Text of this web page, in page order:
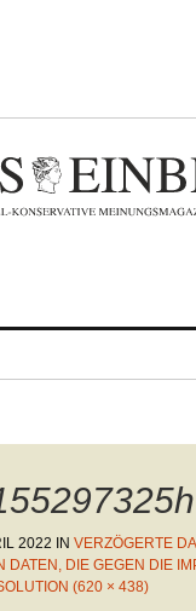
2022 IN VERZÖGERTE
DATEN, DIE GEGEN DIE
(620 × 438)